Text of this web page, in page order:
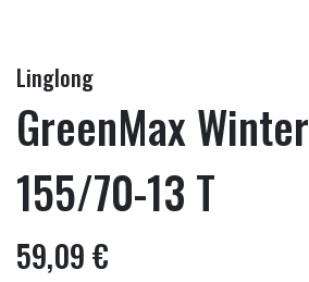
Linglong
GreenMax
155/70-13 T
59,09 €